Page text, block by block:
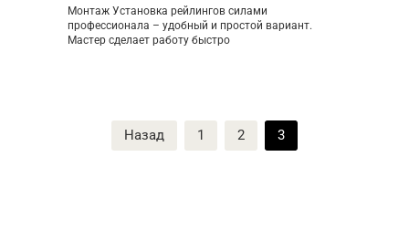
Монтаж Установка рейлингов силами
профессионала – удобный и простой вариант.
Мастер сделает работу быстро
Назад 1 2 3